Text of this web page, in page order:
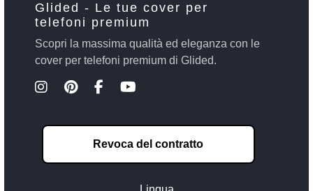
Glided - Le tue cover per
telefoni premium
Scopri la massima qualità ed eleganza con le
cover per telefoni premium di Glided.
Revoca del contratto